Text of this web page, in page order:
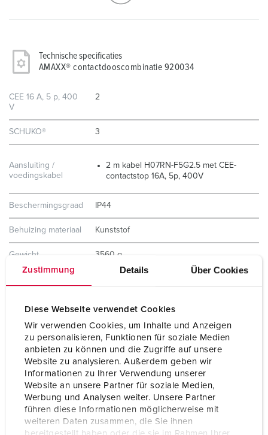
Zustimmung Details Über Cookies
Diese Webseite verwendet Cookies
Wir verwenden Cookies, um Inhalte und Anzeigen
zu personalisieren, Funktionen für soziale Medien
anbieten zu können und die Zugriffe auf unsere
Website zu analysieren. Außerdem geben wir
Informationen zu Ihrer Verwendung unserer
Website an unsere Partner für soziale Medien,
Werbung und Analysen weiter. Unsere Partner
führen diese Informationen möglicherweise mit
weiteren Daten zusammen, die Sie ihnen
Technische specificaties
AMAXX® contactdooscombinatie 920034
CEE 16 A, 5 p, 400
V
2
SCHUKO® 3
Aansluiting /
voedingskabel
2 m kabel H07RN-F5G2.5 met CEE-
contactstop 16A, 5p, 400V
Beschermingsgraad IP44
Behuizing materiaal Kunststof
Gewicht 3560 g
Certificeringen EAC
Combinatie uit
voorraad
D